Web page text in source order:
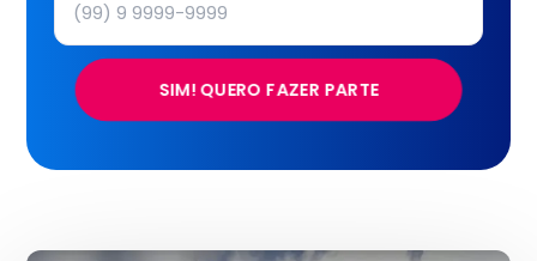
SIM! QUERO FAZER PARTE